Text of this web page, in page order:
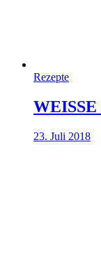
Rezepte
23. Juli 2018